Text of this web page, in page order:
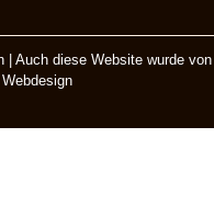
Auch diese Website wurde von